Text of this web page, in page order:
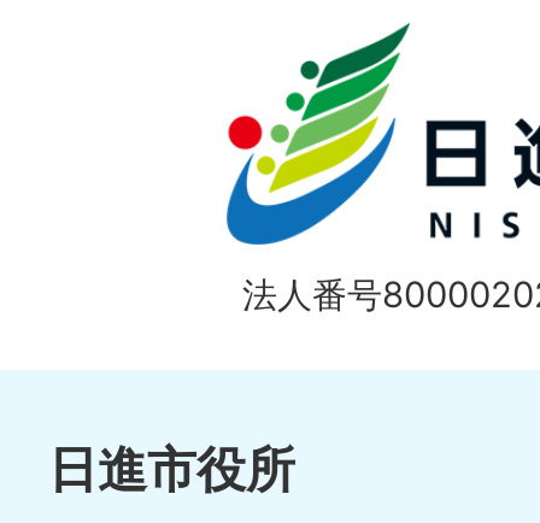
法人番号
日進市役所